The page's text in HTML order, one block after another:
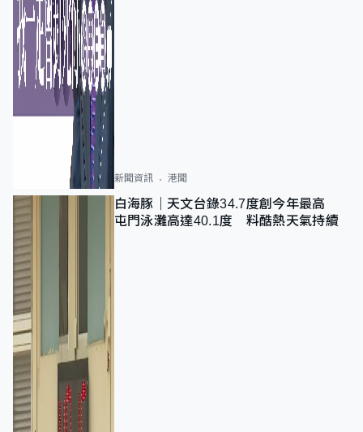
新聞資訊 港聞
白海豚｜天文台錄34.7度創今年最高
屯門泳灘高達40.1度 料酷熱天氣持續